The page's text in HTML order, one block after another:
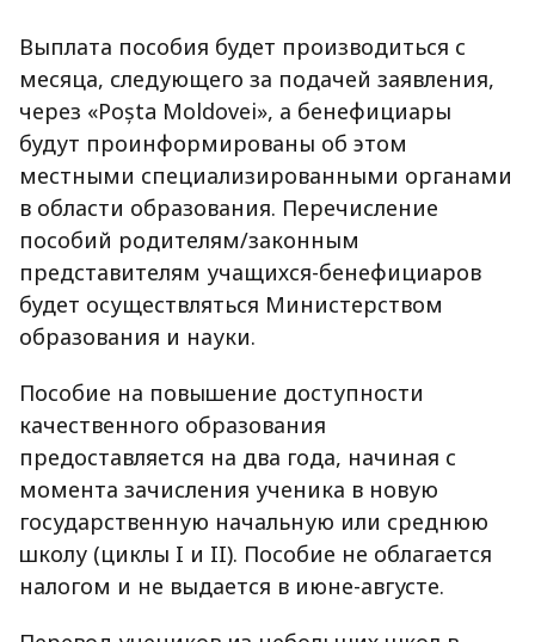
Выплата пособия будет производиться с
месяца, следующего за подачей заявления,
через «Poșta Moldovei», а бенефициары
будут проинформированы об этом
местными специализированными органами
в области образования. Перечисление
пособий родителям/законным
представителям учащихся-бенефициаров
будет осуществляться Министерством
образования и науки.
Пособие на повышение доступности
качественного образования
предоставляется на два года, начиная с
момента зачисления ученика в новую
государственную начальную или среднюю
школу (циклы I и II). Пособие не облагается
налогом и не выдается в июне-августе.